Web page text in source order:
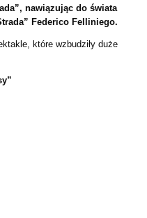
nawiązując do świata
Federico Felliniego.
które wzbudziły duże